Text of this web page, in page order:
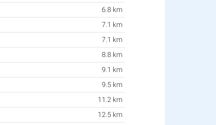
6.8 km
7.1 km
7.1 km
8.8 km
9.1 km
9.5 km
11.2 km
12.5 km